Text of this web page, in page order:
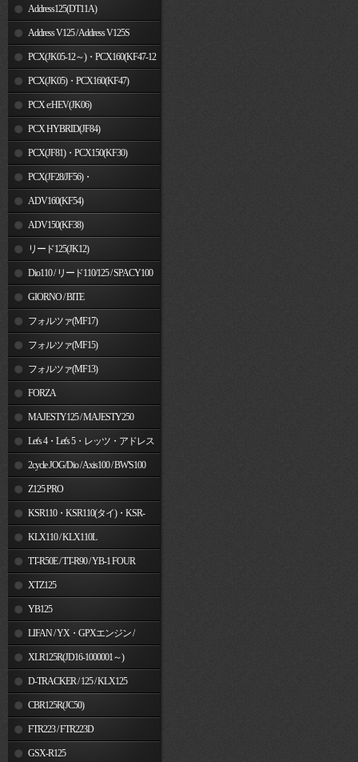
Address125(DT11A)
Address V125 / Address V125S
PCX(JK05-12～)・PCX160(KF47-12
～) PCX(JK05)・PCX160(KF47)
PCX e:HEV(JK06)
PCX HYBRID(JF84)
PCX(JF81)・PCX150(KF30)
PCX(JF28/JF56)・
PCX150(KF12/KF18)
ADV160(KF54)
ADV150(KF38)
リード125(JK12)
Dio110 / リード110/125 / SPACY100
GIORNO / BITE
フォルツァ(MF17)
フォルツァ(MF15)
フォルツァ(MF13)
FORZA
MAJESTY125 / MAJESTY250
Let's 4・Let's 5・レッツ・アドレス
V50 2cycle JOG/Dio / Axis100 / BW'S100
Z125 PRO
KSR110・KSR110(タイ)・KSR-
I/II・KSR PRO
KLX110 / KLX110L
TT-R50E / TT-R90 / YB-1 FOUR
XTZ125
YB125
LIFAN / YX・GPXエンジン /
JinchengXLR125R(JD16-1000001～)
D-TRACKER / 125 / KLX125
CBR125R(JC50)
FTR223 / FTR223D
GSX-R125